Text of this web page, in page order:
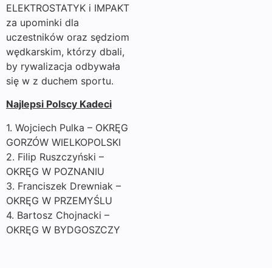
ELEKTROSTATYK i IMPAKT
za upominki dla
uczestników oraz sędziom
wędkarskim, którzy dbali,
by rywalizacja odbywała
się w z duchem sportu.
Najlepsi Polscy Kadeci
1. Wojciech Pulka – OKRĘG
GORZÓW WIELKOPOLSKI
2. Filip Ruszczyński –
OKRĘG W POZNANIU
3. Franciszek Drewniak –
OKRĘG W PRZEMYŚLU
4. Bartosz Chojnacki –
OKRĘG W BYDGOSZCZY